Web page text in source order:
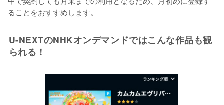
ることをおすすめします。
U-NEXTのNHKオンデマンドではこんな作品も観
られる！